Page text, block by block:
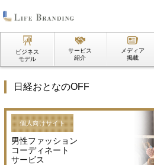
ビジネス
モデル
サービス
紹介
メディア
掲載
日経おとなのOFF
個人向けサイト
男性ファッション
コーディネート
サービス